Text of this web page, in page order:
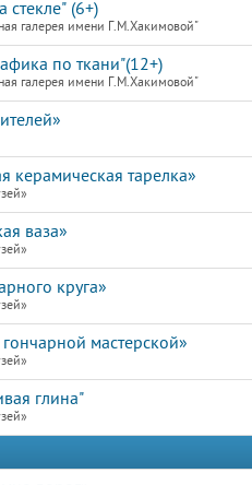
стекле" (6+)
галерея имени Г.М.Хакимовой"
по ткани"(12+)
галерея имени Г.М.Хакимовой"
керамическая тарелка»
ваза»
круга»
мастерской»
глина"